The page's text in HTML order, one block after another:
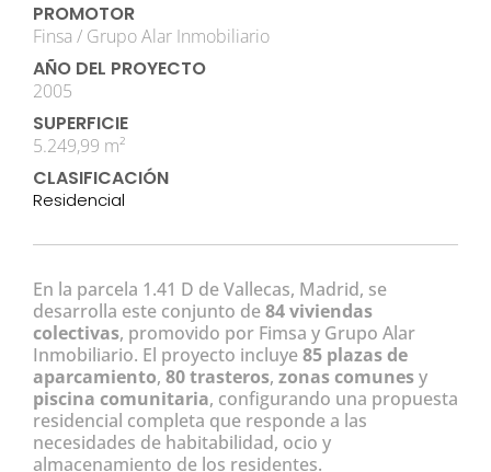
PROMOTOR
Finsa / Grupo Alar Inmobiliario
AÑO DEL PROYECTO
2005
SUPERFICIE
5.249,99 m²
CLASIFICACIÓN
Residencial
En la parcela 1.41 D de Vallecas, Madrid, se
desarrolla este conjunto de84 viviendas
colectivas, promovido por Fimsa y Grupo Alar
Inmobiliario. El proyecto incluye85 plazas de
aparcamiento, 80 trasteros, zonas comunesy
piscina comunitaria, configurando una propuesta
residencial completa que responde a las
necesidades de habitabilidad, ocio y
almacenamiento de los residentes.